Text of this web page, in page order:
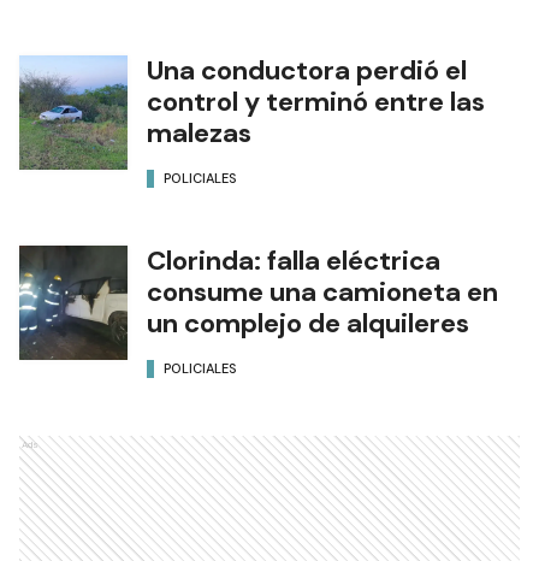
Una conductora perdió el
control y terminó entre las
malezas
POLICIALES
Clorinda: falla eléctrica
consume una camioneta en
un complejo de alquileres
POLICIALES
Ads